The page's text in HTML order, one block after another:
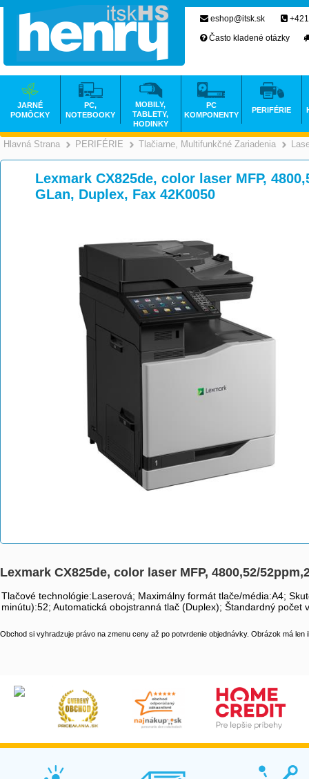
Hlavná Strana >
PERIFÉRIE >
Tlačiarne, Multifunkčné Zariadenia
Lexmark CX825de, color laser MFP,
GLan, Duplex, Fax 42K0050
Lexmark CX825de, color laser MFP, 4800,52/
Tlačové technológie:Laserová; Maximálny formát tlače/média:A4;
minútu):52; Automatická obojstranná tlač (Duplex); Štandardný
Obchod si vyhradzuje právo na zmenu ceny až po potvrdenie objednávky. Obrázok má len
eshop@itsk.sk
Často kladené otázky
JARNÉ
POMÔCKY
PC,
NOTEBOOKY
MOBILY,
TABLETY,
HODINKY
PC
KOMPONENTY
PERIFÉRIE